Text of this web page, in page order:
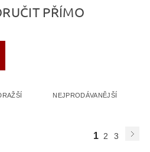
PŘÍMO
NEJPRODÁVANĚJŠÍ
1 2
3